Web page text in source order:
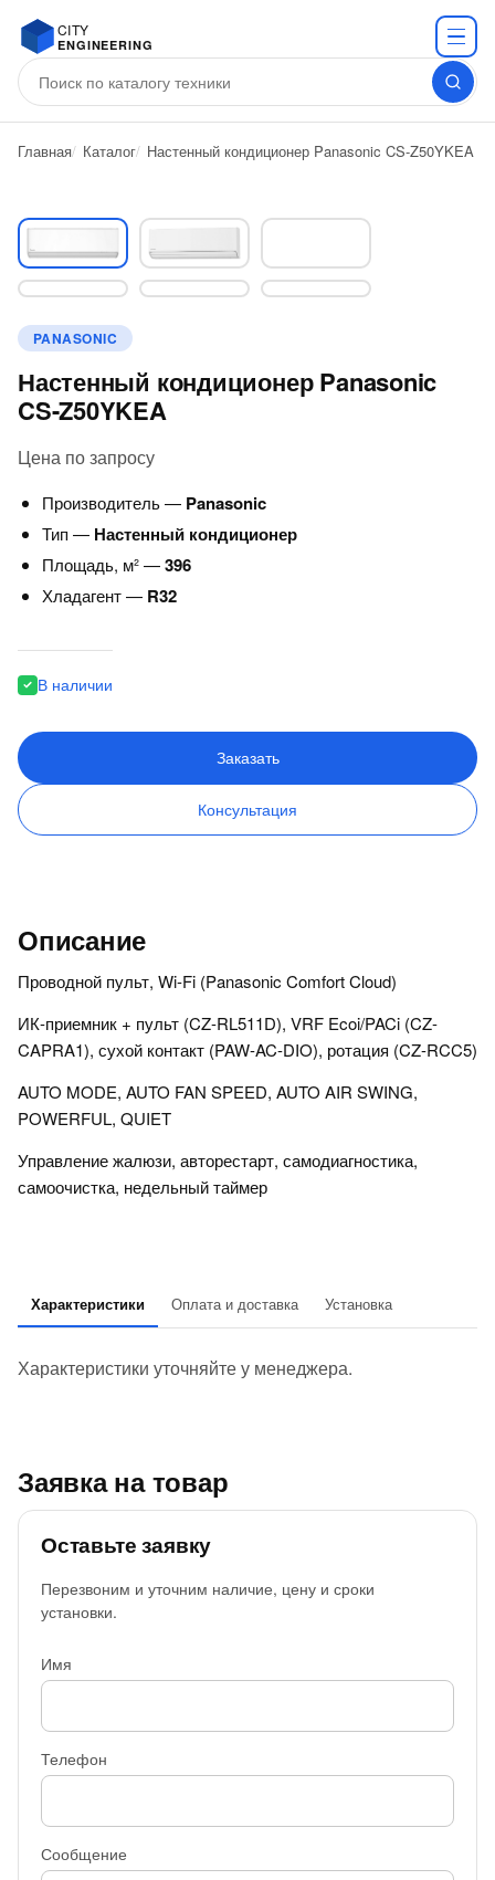
CITY
ENGINEERING
Главная Каталог Настенный кондиционер Panasonic CS-Z50YKEA
PANASONIC
Настенный кондиционер Panasonic
CS-Z50YKEA
Цена по запросу
Производитель — Panasonic
Тип — Настенный кондиционер
Площадь, м² —396
Хладагент — R32
В наличии
Заказать
Консультация
Описание
Проводной пульт, Wi-Fi (Panasonic Comfort Cloud)
ИК-приемник + пульт (CZ-RL511D), VRF Ecoi/PACi (CZ-
CAPRA1), сухой контакт (PAW-AC-DIO), ротация (CZ-RCC5)
AUTO MODE, AUTO FAN SPEED, AUTO AIR SWING,
POWERFUL, QUIET
Управление жалюзи, авторестарт, самодиагностика,
самоочистка, недельный таймер
Характеристики Оплата и доставка Установка
Характеристики уточняйте у менеджера.
Заявка на товар
Оставьте заявку
Перезвоним и уточним наличие, цену и сроки
установки.
Имя
Телефон
Сообщение